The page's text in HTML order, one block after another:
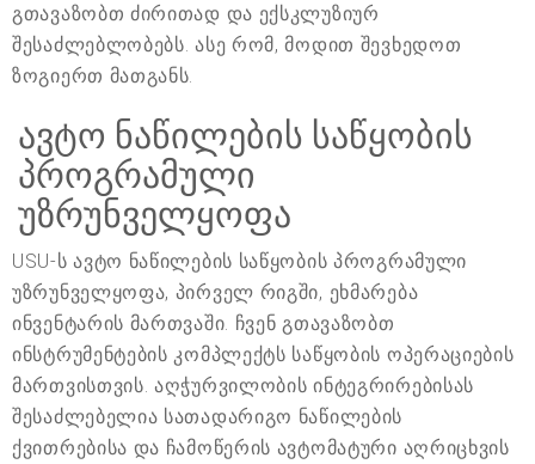
გთავაზობთ ძირითად და ექსკლუზიურ
შესაძლებლობებს. ასე რომ, მოდით შევხედოთ
ზოგიერთ მათგანს.
ავტო ნაწილების საწყობის
პროგრამული
უზრუნველყოფა
USU-ს ავტო ნაწილების საწყობის პროგრამული
უზრუნველყოფა, პირველ რიგში, ეხმარება
ინვენტარის მართვაში. ჩვენ გთავაზობთ
ინსტრუმენტების კომპლექტს საწყობის ოპერაციების
მართვისთვის. აღჭურვილობის ინტეგრირებისას
შესაძლებელია სათადარიგო ნაწილების
ქვითრებისა და ჩამოწერის ავტომატური აღრიცხვის